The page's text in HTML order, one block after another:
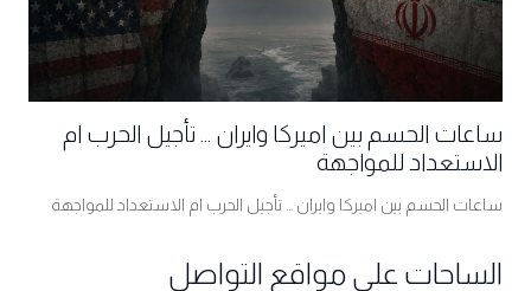
ساعات الحسم بين اميركا وايران ... تأجيل الحرب ام
الاستعداد للمواجهة
ساعات الحسم بين اميركا وايران ... تأجيل الحرب ام الاستعداد للمواجهة
الساحات على مواقع التواصل